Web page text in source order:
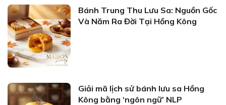
Bánh Trung Thu Lưu Sa: Nguồn Gốc
Và Năm Ra Đời Tại Hồng Kông
Giải mã lịch sử bánh lưu sa Hồng
Kông bằng ‘ngôn ngữ’ NLP